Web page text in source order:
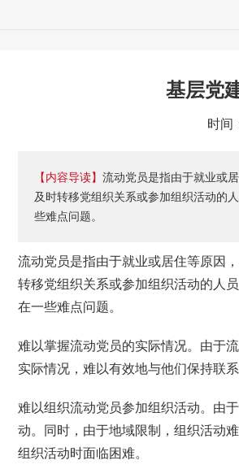
基层党
时间
【内容导读】 流动党员是指由于就业或
及时转移党组织关系或参加组织活动的
些难点问题。
流动党员是指由于就业或居住等原因
转移党组织关系或参加组织活动的人
在一些难点问题。
难以掌握流动党员的实际情况。由于
实际情况，难以有效地与他们保持联系
难以组织流动党员参加组织活动。由
动。同时，由于地域限制，组织活动
组织活动时面临困难。